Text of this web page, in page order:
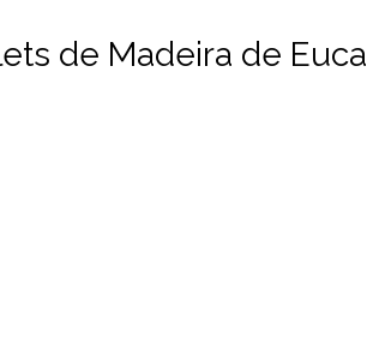
de Madeira de